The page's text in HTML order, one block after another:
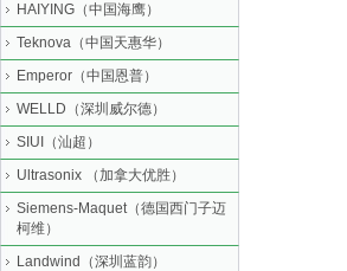
HAIYING（中国海鹰）
Teknova（中国天惠华）
Emperor（中国恩普）
WELLD（深圳威尔德）
SIUI（汕超）
Ultrasonix （加拿大优胜）
Siemens-Maquet（德国西门子迈
柯维）
Landwind（深圳蓝韵）